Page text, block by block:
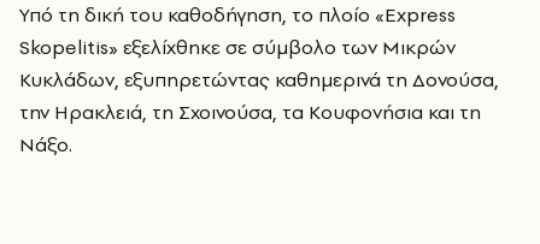
Υπό τη δική του καθοδήγηση, το πλοίο «Express
Skopelitis» εξελίχθηκε σε σύμβολο των Μικρών
Κυκλάδων, εξυπηρετώντας καθημερινά τη Δονούσα,
την Ηρακλειά, τη Σχοινούσα, τα Κουφονήσια και τη
Νάξο.